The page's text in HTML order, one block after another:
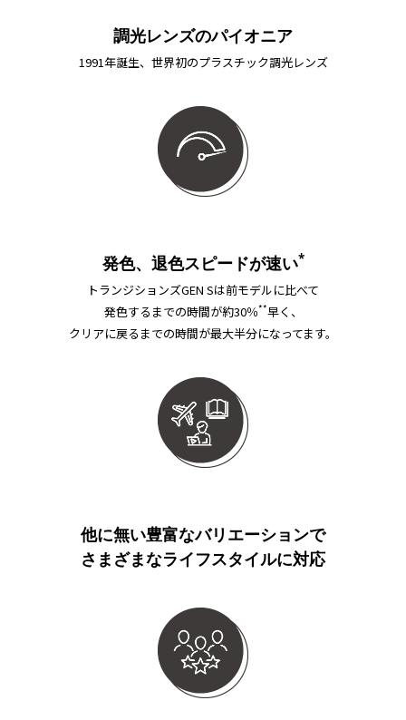
調光レンズのパイオニア
1991年誕生、世界初のプラスチック調光レンズ
発色、退色スピードが速い*
トランジションズGEN Sは前モデルに比べて
発色するまでの時間が約30％**早く、
クリアに戻るまでの時間が最大半分になってます。
他に無い豊富なバリエーションで
さまざまなライフスタイルに対応